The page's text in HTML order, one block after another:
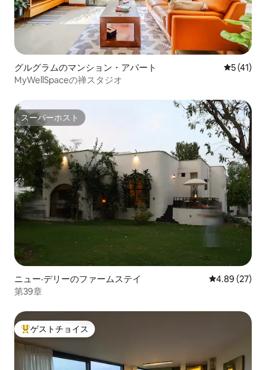
グルグラムのマンション・アパート レビュー
5 (41)
MyWellSpaceの禅スタジオ
スーパーホスト
スーパーホスト
ニュー·デリーのファームステイ レビュー27
4.89 (27)
第39章
大好評のゲストチョイスです。
ゲストチョイス